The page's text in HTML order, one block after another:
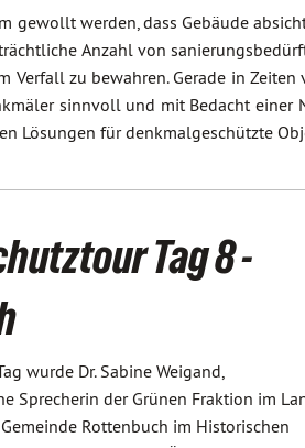
gewollt werden, dass Gebäude
Anzahl von
Verfall zu bewahren. Gerade in
sinnvoll und mit Bedacht einer
Lösungen für denkmalgeschützte
Tag 8 -
wurde Dr. Sabine Weigand,
Sprecherin der Grünen Fraktion im
Rottenbuch im Historischen